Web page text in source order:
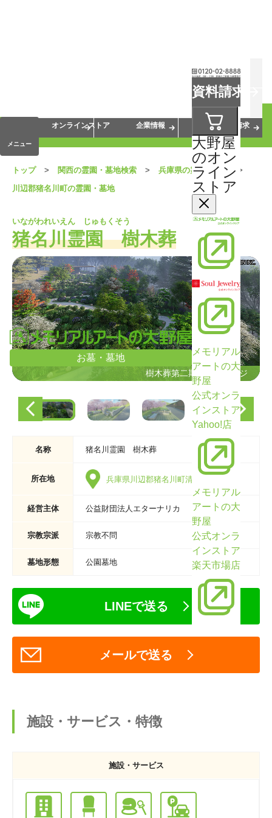
お墓・墓地
資料請求
大野屋
のオン
ライン
ストア
メモリアル
アートの大
野屋
公式オンラ
インストア
Yahoo!店
メモリアル
アートの大
野屋
公式オンラ
インストア
楽天市場店
メニュー
会員サービス
オンラインストア
企業情報 資料請求
トップ 関西の霊園・墓地検索
兵庫県の霊園・墓地
川辺郡猪名川町の霊園・墓地
いながわれいえん じゅもくそう
猪名川霊園 樹木葬
樹木葬第二期予定イメージ
樹木葬第二期予定イメージ
名称 猪名川霊園 樹木葬
所在地 兵庫県川辺郡猪名川町清水字北谷27
経営主体 公益財団法人エターナリカ
宗教宗派 宗教不問
墓地形態 公園墓地
LINEで送る
メールで送る
施設・サービス・特徴
施設・サービス